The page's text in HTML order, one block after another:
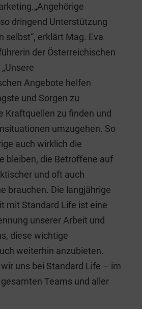
dringend Unterstützung
selbst“, erklärt Mag. Eva
der Österreichischen
Angebote helfen
und Sorgen zu
Kraftquellen zu finden und
umzugehen. So
auch wirklich die
bleiben, die Betroffene auf
und oft auch
brauchen. Die langjährige
mit Standard Life ist eine
unserer Arbeit und
diese wichtige
weiterhin anzubieten.
uns bei Standard Life – im
Teams und aller